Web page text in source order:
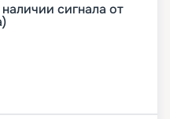
сигнала от